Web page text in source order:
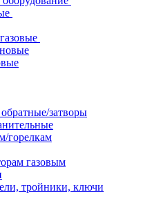
затворы
горелкам
газовым
тройники, ключи